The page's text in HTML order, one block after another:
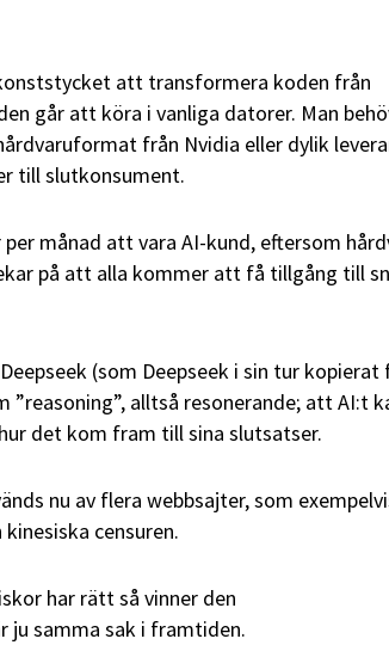
att transformera koden från
går att köra i vanliga datorer. Man
från Nvidia eller dylik
till slutkonsument.
månad att vara AI-kund, eftersom
på att alla kommer att få tillgång till
(som Deepseek i sin tur kopierat
alltså resonerande; att AI:t
det kom fram till sina slutsatser.
nu av flera webbsajter, som
censuren.
har rätt så vinner den
samma sak i framtiden.